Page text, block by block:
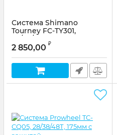
Система Shimano
Tourney FC-TY301,
24/34/42Т, 170мм, с
защитой
Артикул: AFCTY301C244CL
2 850,00 ₽